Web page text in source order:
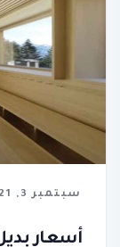
سبتمبر 3, 2021